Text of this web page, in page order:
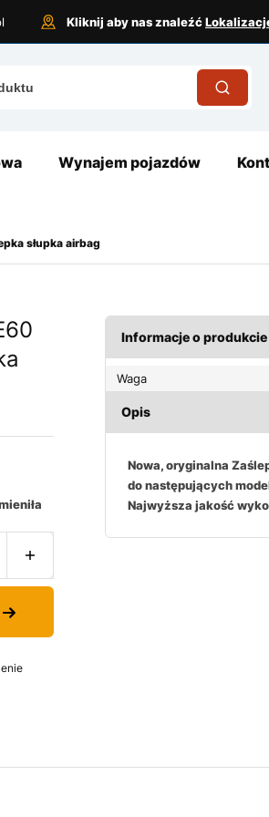
Kliknij aby nas znaleźć
Wynajem pojazdów
słupka airbag
Informacje o produkcie
Waga
Opis
Nowa, oryginalna
do następujących
Najwyższa jakość